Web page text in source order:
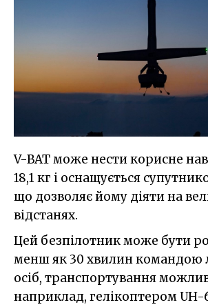
V-BAT може нести корисне
18,1 кг і оснащується
що дозволяє йому діяти на
відстанях.
Цей безпілотник може бути
менш як 30 хвилин командою
осіб, транспортування
наприклад, гелікоптером UH-